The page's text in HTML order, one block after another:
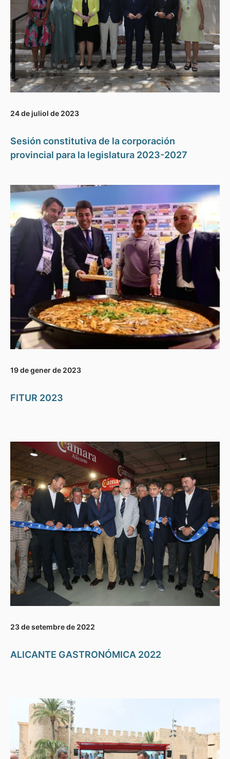
24 de juliol de 2023
Sesión constitutiva de la corporación
provincial para la legislatura 2023-2027
19 de gener de 2023
FITUR 2023
23 de setembre de 2022
ALICANTE GASTRONÓMICA 2022